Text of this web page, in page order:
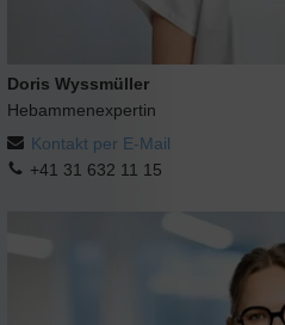
Doris Wyssmüller
Hebammenexpertin
Kontakt per E-Mail
+41 31 632 11 15